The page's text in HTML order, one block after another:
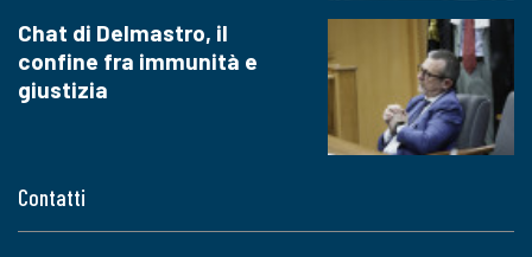
Contatti
Chat di Delmastro, il
confine fra immunità e
giustizia